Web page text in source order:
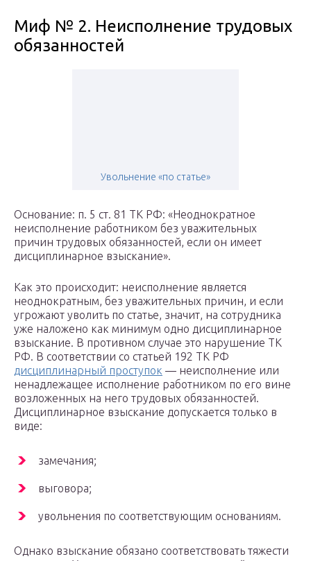
Миф № 2. Неисполнение трудовых
обязанностей
Увольнение «по статье»
Основание: п. 5 ст. 81 ТК РФ: «Неоднократное
неисполнение работником без уважительных
причин трудовых обязанностей, если он имеет
дисциплинарное взыскание».
Как это происходит: неисполнение является
неоднократным, без уважительных причин, и если
угрожают уволить по статье, значит, на сотрудника
уже наложено как минимум одно дисциплинарное
взыскание. В противном случае это нарушение ТК
РФ. В соответствии со статьей 192 ТК РФ
дисциплинарный проступок — неисполнение или
ненадлежащее исполнение работником по его вине
возложенных на него трудовых обязанностей.
Дисциплинарное взыскание допускается только в
виде:
замечания;
выговора;
увольнения по соответствующим основаниям.
Однако взыскание обязано соответствовать тяжести